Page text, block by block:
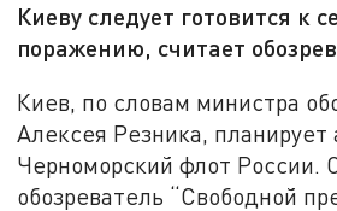
Киеву следует готовится к
поражению, считает
Киев, по словам министра
Алексея Резника, планирует
Черноморский флот России.
обозреватель “Свободной